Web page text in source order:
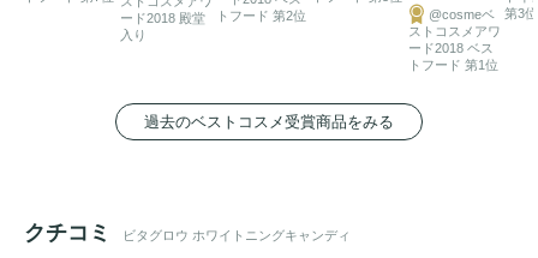
ード2018 殿堂
入り
トフード 第2位
@cosmeベ
ストコスメアワ
ード2018 ベス
トフード 第1位
第3位
過去のベストコスメ受賞商品をみる
クチコミ ビタグロウ ホワイトニングキャンディ